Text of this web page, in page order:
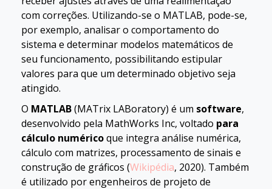
com correções. Utilizando-se o MATLAB, pode-se,
por exemplo, analisar o comportamento do
sistema e determinar modelos matemáticos de
seu funcionamento, possibilitando estipular
valores para que um determinado objetivo seja
atingido.
O MATLAB(MATrix LABoratory) é um software,
desenvolvido pela MathWorks Inc, voltado para
cálculo numéricoque integra análise numérica,
cálculo com matrizes, processamento de sinais e
construção de gráficos (Wikipédia, 2020). Também
é utilizado por engenheiros de projeto de